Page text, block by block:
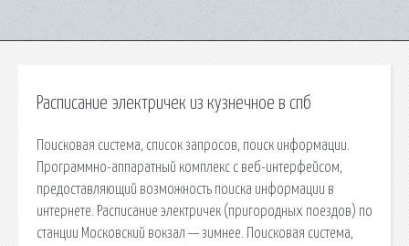
Расписание электричек из кузнечное в спб
Поисковая сиcтема, список запросов, поиск информации.
Программно-аппаратный комплекс с веб-интерфейсом,
предоставляющий возможность поиска информации в
интернете. Расписание электричек (пригородных поездов) по
станции Московский вокзал — зимнее. Поисковая сиcтема,